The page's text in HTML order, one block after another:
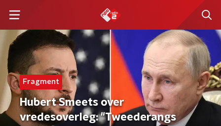
Fragment
Hubert Smeets over
vredesoverleg: "Tweederangs